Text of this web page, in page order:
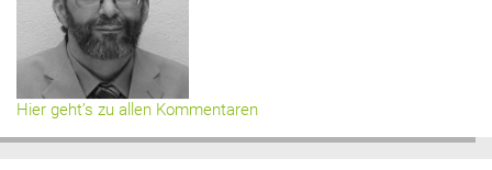
Hier geht’s zu allen Kommentaren